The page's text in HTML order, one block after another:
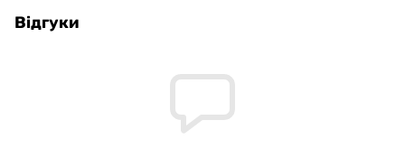
Відгуки